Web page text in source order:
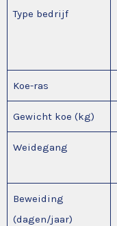
Type bedrijf
Koe-ras
Gewicht koe (kg)
Weidegang
Beweiding
(dagen/jaar)